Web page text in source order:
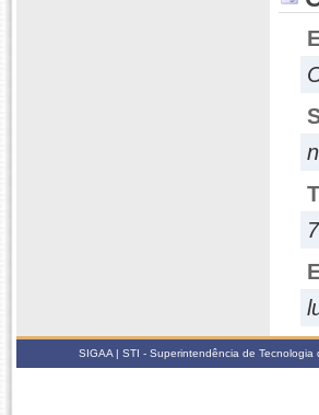
SIGAA | STI - Superintendência de